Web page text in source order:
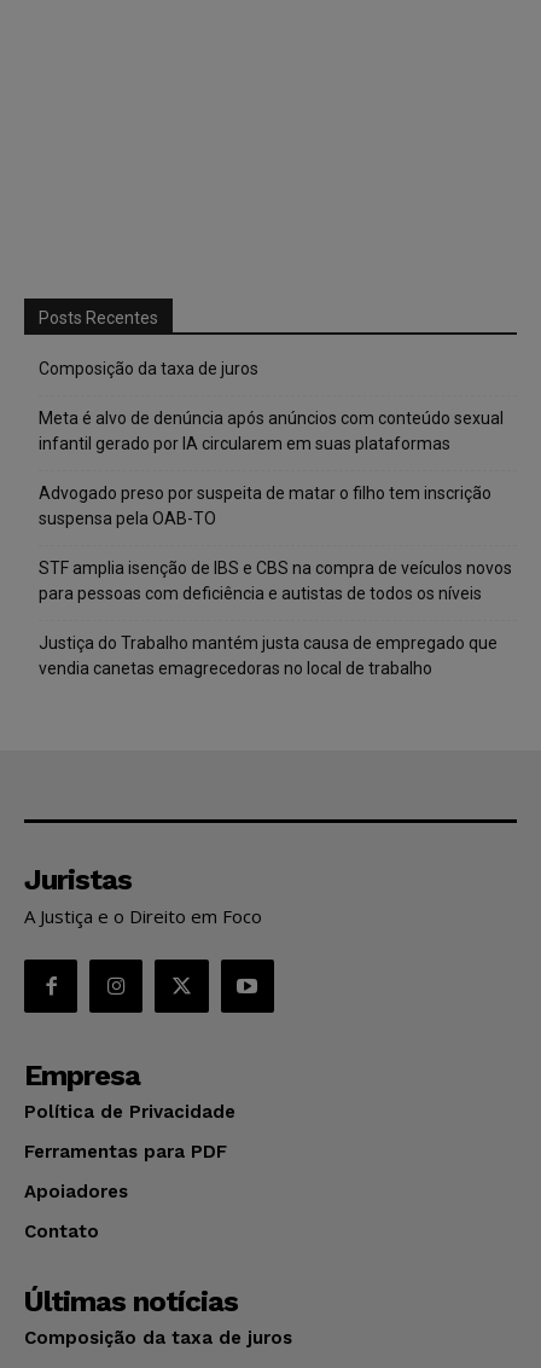
Posts Recentes
Composição da taxa de juros
Meta é alvo de denúncia após anúncios com conteúdo sexual
infantil gerado por IA circularem em suas plataformas
Advogado preso por suspeita de matar o filho tem inscrição
suspensa pela OAB-TO
STF amplia isenção de IBS e CBS na compra de veículos novos
para pessoas com deficiência e autistas de todos os níveis
Justiça do Trabalho mantém justa causa de empregado que
vendia canetas emagrecedoras no local de trabalho
Juristas
A Justiça e o Direito em Foco
Empresa
Política de Privacidade
Ferramentas para PDF
Apoiadores
Contato
Últimas notícias
Composição da taxa de juros